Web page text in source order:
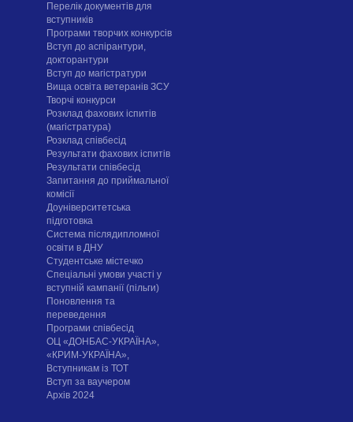
Перелік документів для
вступників
Програми творчих конкурсiв
Вступ до аспірантури,
докторантури
Вступ до магістратури
Вища освіта ветеранів ЗСУ
Творчі конкурси
Розклад фахових іспитів
(магістратура)
Розклад співбесід
Результати фахових іспитів
Результати співбесід
Запитання до приймальної
комісії
Доуніверситетська
підготовка
Система післядипломної
освіти в ДНУ
Cтудентське містечко
Спеціальні умови участі у
вступній кампанії (пільги)
Поновлення та
переведення
Програми співбесід
ОЦ «ДОНБАС-УКРАЇНА»,
«КРИМ-УКРАЇНА»,
Вступникам із ТОТ
Вступ за ваучером
Архів 2024